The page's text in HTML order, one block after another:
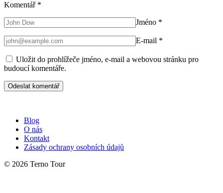
Komentář *
Jméno *
E-mail *
Uložit do prohlížeče jméno, e-mail a webovou stránku pro
budoucí komentáře.
Blog
O nás
Kontakt
Zásady ochrany osobních údajů
© 2026 Terno Tour